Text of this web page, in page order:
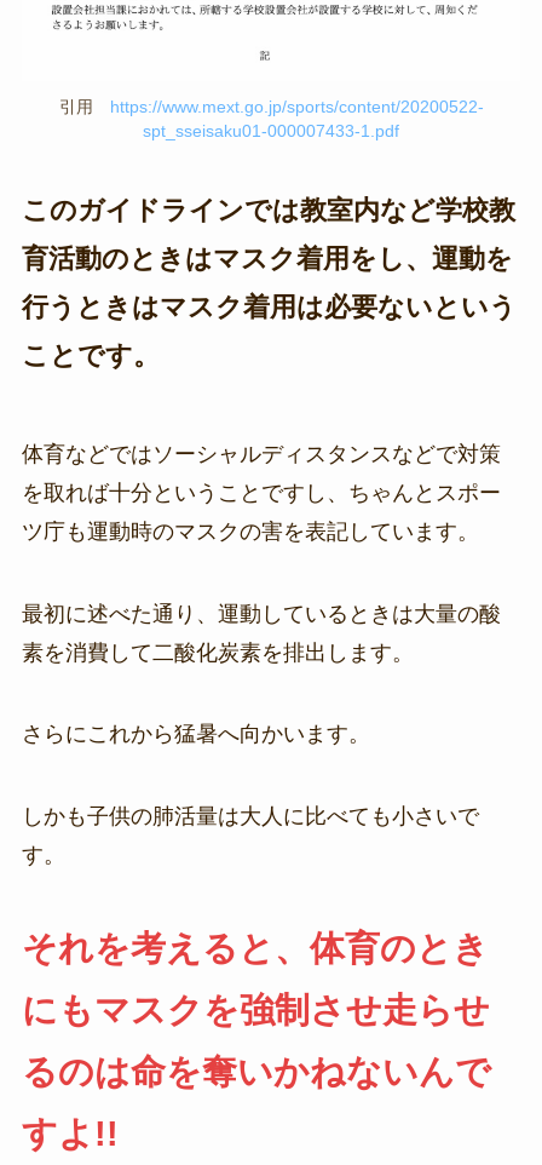
引用 https://www.mext.go.jp/sports/content/20200522-
spt_sseisaku01-000007433-1.pdf
このガイドラインでは教室内など学校教
育活動のときはマスク着用をし、運動を
行うときはマスク着用は必要ないという
ことです。
体育などではソーシャルディスタンスなどで対策
を取れば十分ということですし、ちゃんとスポー
ツ庁も運動時のマスクの害を表記しています。
最初に述べた通り、運動しているときは大量の酸
素を消費して二酸化炭素を排出します。
さらにこれから猛暑へ向かいます。
しかも子供の肺活量は大人に比べても小さいで
す。
それを考えると、体育のとき
にもマスクを強制させ走らせ
るのは命を奪いかねないんで
すよ!!